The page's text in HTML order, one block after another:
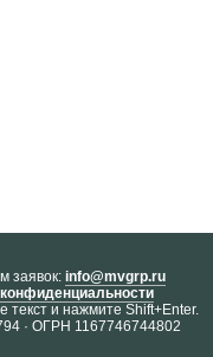
заявок: info@mvgrp.ru
текст и нажмите Shift+Enter.
· ОГРН 1167746744802